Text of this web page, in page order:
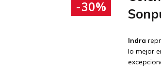
-30%
Indra
lo mejor